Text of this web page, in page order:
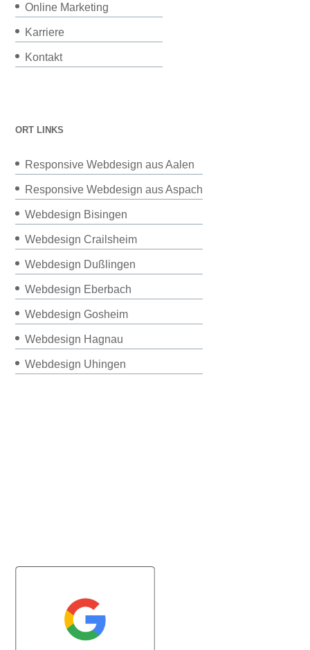
Online Marketing
Karriere
Kontakt
ORT LINKS
Responsive Webdesign aus Aalen
Responsive Webdesign aus Aspach
Webdesign Bisingen
Webdesign Crailsheim
Webdesign Dußlingen
Webdesign Eberbach
Webdesign Gosheim
Webdesign Hagnau
Webdesign Uhingen